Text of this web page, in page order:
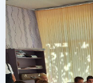
авіаударів
у
Херсоні
поранено
20